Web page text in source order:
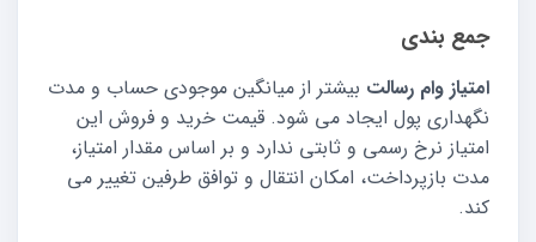
جمع بندی
امتیاز وام رسالت بیشتر از میانگین موجودی حساب و مدت
نگهداری پول ایجاد می شود. قیمت خرید و فروش این
امتیاز نرخ رسمی و ثابتی ندارد و بر اساس مقدار امتیاز،
مدت بازپرداخت، امکان انتقال و توافق طرفین تغییر می
کند.